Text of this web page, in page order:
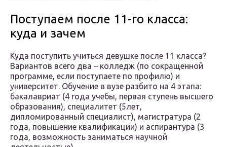
Поступаем после 11-го класса:
куда и зачем
Куда поступить учиться девушке после 11 класса?
Вариантов всего два – колледж (по сокращенной
программе, если поступаете по профилю) и
университет. Обучение в вузе разбито на 4 этапа:
бакалавриат (4 года учебы, первая ступень высшего
образования), специалитет (5лет,
дипломированный специалист), магистратура (2
года, повышение квалификации) и аспирантура (3
года, возможность заниматься научной